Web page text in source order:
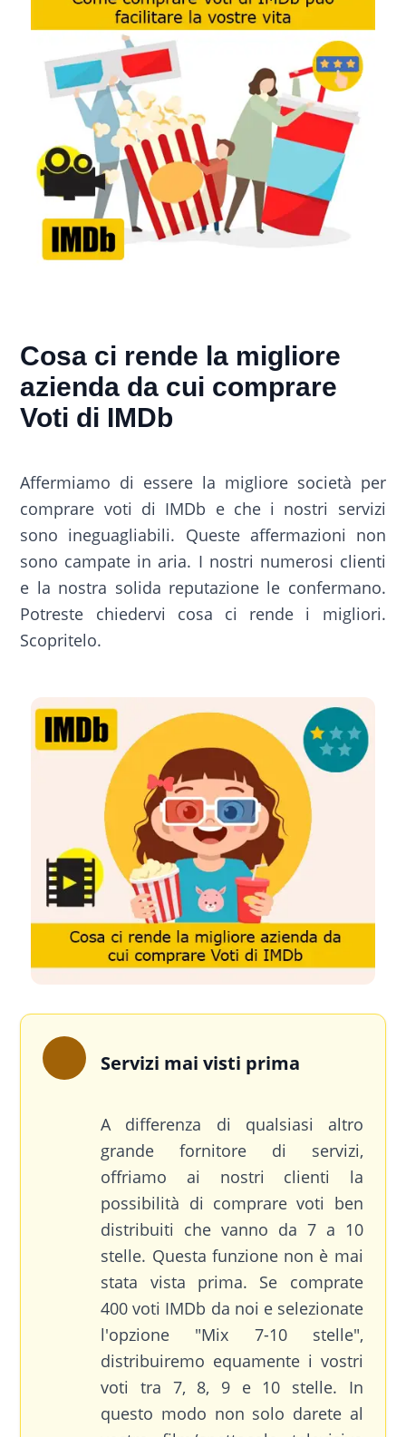
Cosa ci rende la migliore
azienda da cui comprare
Voti di IMDb
Affermiamo di essere la migliore società per
comprare voti di IMDb e che i nostri servizi
sono ineguagliabili. Queste affermazioni non
sono campate in aria. I nostri numerosi clienti
e la nostra solida reputazione le confermano.
Potreste chiedervi cosa ci rende i migliori.
Scopritelo.
Servizi mai visti prima
A differenza di qualsiasi altro
grande fornitore di servizi,
offriamo ai nostri clienti la
possibilità di comprare voti ben
distribuiti che vanno da 7 a 10
stelle. Questa funzione non è mai
stata vista prima. Se comprate
400 voti IMDb da noi e selezionate
l'opzione "Mix 7-10 stelle",
distribuiremo equamente i vostri
voti tra 7, 8, 9 e 10 stelle. In
questo modo non solo darete al